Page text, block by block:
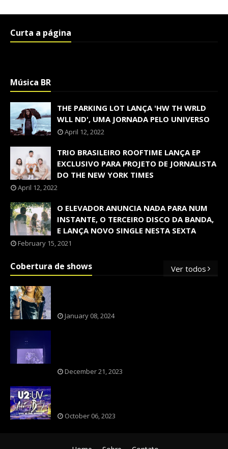
Curta a página
Música BR
THE PARKING LOT LANÇA 'HW TH WRLD
WLL ND', UMA JORNADA PELO UNIVERSO
April 12, 2022
TRIO BRASILEIRO ROOFTIME LANÇA EP
EXCLUSIVO PARA PROJETO DE JORNALISTA
DO THE NEW YORK TIMES
April 12, 2022
O ELEVADOR ANUNCIA NADA PARA NUM
INSTANTE, O TERCEIRO DISCO DA BANDA,
E LANÇA NOVO SINGLE NESTA SEXTA
February 15, 2021
Cobertura de shows Ver todos
January 08, 2024
December 21, 2023
October 06, 2023